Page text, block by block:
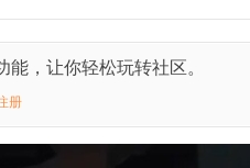
，让你轻松玩转社区。
册